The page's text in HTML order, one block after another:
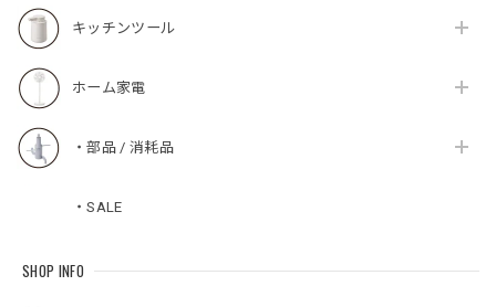
キッチンツール
ホーム家電
・部品 / 消耗品
・SALE
SHOP INFO